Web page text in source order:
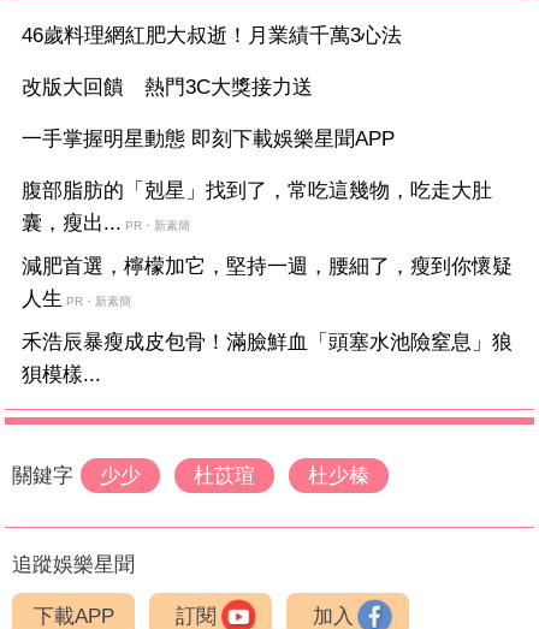
46歲料理網紅肥大叔逝！月業績千萬3心法
改版大回饋 熱門3C大獎接力送
一手掌握明星動態 即刻下載娛樂星聞APP
腹部脂肪的「剋星」找到了，常吃這幾物，吃走大肚
囊，瘦出... PR・新素簡
減肥首選，檸檬加它，堅持一週，腰細了，瘦到你懷疑
人生 PR・新素簡
禾浩辰暴瘦成皮包骨！滿臉鮮血「頭塞水池險窒息」狼
狽模樣...
關鍵字 少少 杜苡瑄 杜少榛
追蹤娛樂星聞
下載APP 訂閱 加入